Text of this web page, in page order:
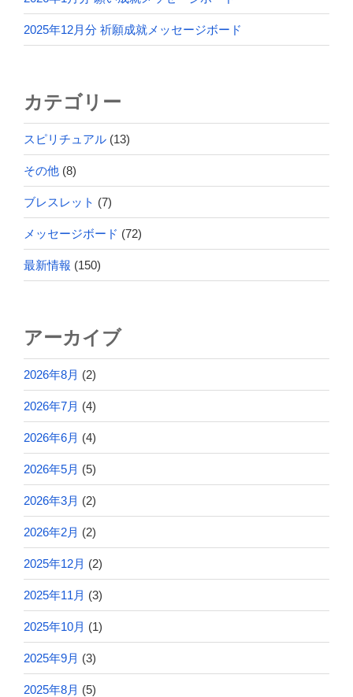
2025年12月分 祈願成就メッセージボード
カテゴリー
スピリチュアル (13)
その他 (8)
ブレスレット (7)
メッセージボード (72)
最新情報 (150)
アーカイブ
2026年8月 (2)
2026年7月 (4)
2026年6月 (4)
2026年5月 (5)
2026年3月 (2)
2026年2月 (2)
2025年12月 (2)
2025年11月 (3)
2025年10月 (1)
2025年9月 (3)
2025年8月 (5)